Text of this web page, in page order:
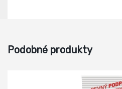
Podobné produkty